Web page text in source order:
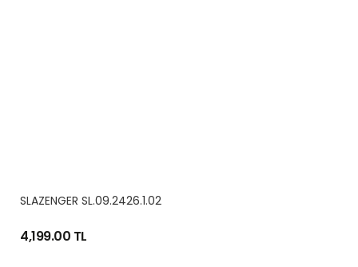
SLAZENGER SL.09.2426.1.02
4,199.00 TL